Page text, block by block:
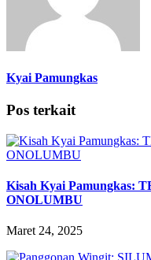
Kyai Pamungkas
Pos terkait
Kisah Kyai Pamungkas:
ONOLUMBU
Maret 24, 2025